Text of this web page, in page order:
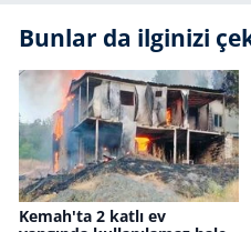
Bunlar da ilginizi
Kemah'ta 2 katlı ev